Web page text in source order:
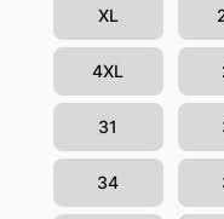
XL
4XL
31
34